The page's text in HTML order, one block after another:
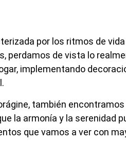
por los ritmos de
perdamos de vista lo
implementando
también
la armonía y la serenidad
que vamos a ver con